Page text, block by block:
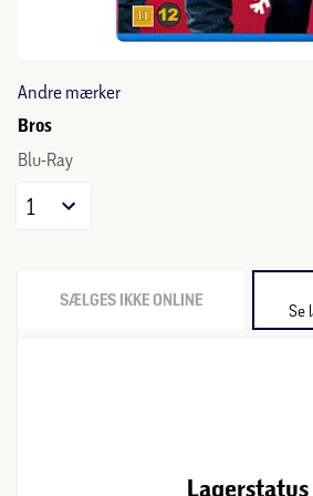
Andre mærker
Bros
Blu-Ray
1
SÆLGES IKKE ONLINE Se
Lagerstatus